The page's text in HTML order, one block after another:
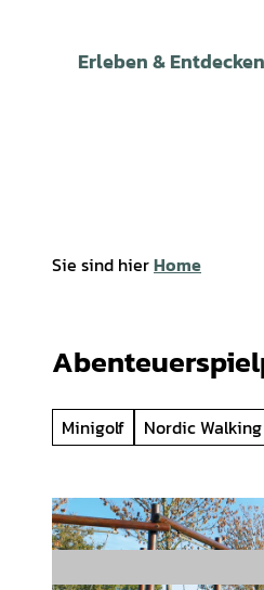
Erleben & Entdecken
Sie sind hierHome
Minigolf Nordic Walking